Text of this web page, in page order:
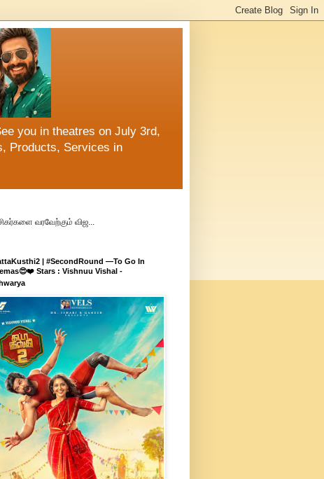
you in theatres on July 3rd,
Products, Services in
வரவேற்கும் விஜ...
| #SecondRound —To Go In
Stars : Vishnuu Vishal -